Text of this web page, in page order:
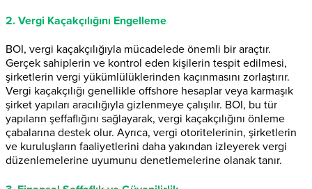
2. Vergi Kaçakçılığını Engelleme
BOI, vergi kaçakçılığıyla mücadelede önemli bir araçtır.
Gerçek sahiplerin ve kontrol eden kişilerin tespit edilmesi,
şirketlerin vergi yükümlülüklerinden kaçınmasını zorlaştırır.
Vergi kaçakçılığı genellikle offshore hesaplar veya karmaşık
şirket yapıları aracılığıyla gizlenmeye çalışılır. BOI, bu tür
yapıların şeffaflığını sağlayarak, vergi kaçakçılığını önleme
çabalarına destek olur. Ayrıca, vergi otoritelerinin, şirketlerin
ve kuruluşların faaliyetlerini daha yakından izleyerek vergi
düzenlemelerine uyumunu denetlemelerine olanak tanır.